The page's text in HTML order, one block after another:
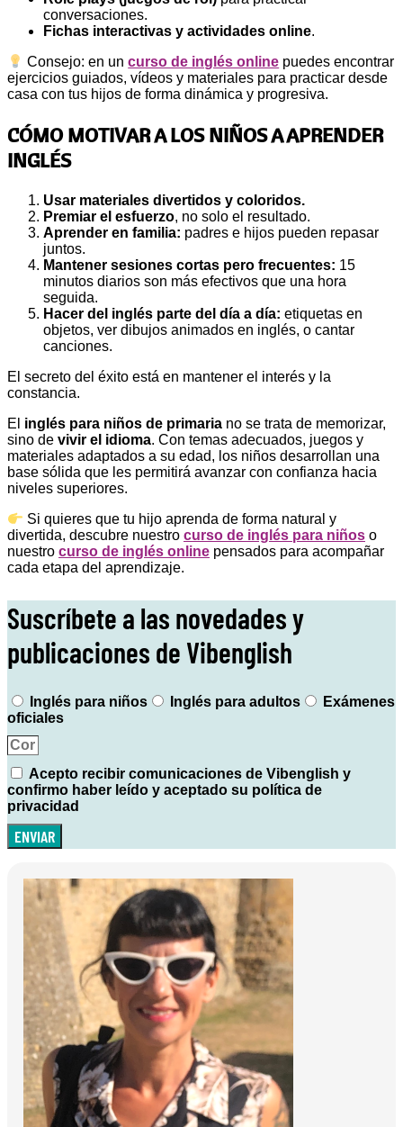
conversaciones.
Fichas interactivas y actividades online.
Consejo: en uncurso de inglés online puedes encontrar
ejercicios guiados, vídeos y materiales para practicar desde
casa con tus hijos de forma dinámica y progresiva.
CÓMO MOTIVAR A LOS NIÑOS A APRENDER
INGLÉS
Usar materiales divertidos y coloridos.
Premiar el esfuerzo, no solo el resultado.
Aprender en familia: padres e hijos pueden repasar
juntos.
Mantener sesiones cortas pero frecuentes: 15
minutos diarios son más efectivos que una hora
seguida.
Hacer del inglés parte del día a día: etiquetas en
objetos, ver dibujos animados en inglés, o cantar
canciones.
El secreto del éxito está en mantener el interés y la
constancia.
El inglés para niños de primaria no se trata de memorizar,
sino de vivir el idioma. Con temas adecuados, juegos y
materiales adaptados a su edad, los niños desarrollan una
base sólida que les permitirá avanzar con confianza hacia
niveles superiores.
Si quieres que tu hijo aprenda de forma natural y
divertida, descubre nuestro curso de inglés para niños o
nuestro curso de inglés online pensados para acompañar
cada etapa del aprendizaje.
Suscríbete a las novedades y
publicaciones de Vibenglish
Inglés para niños Inglés para adultos
Exámenes
oficiales
Acepto recibir comunicaciones de Vibenglish y
confirmo haber leído y aceptado su política de
privacidad
ENVIAR